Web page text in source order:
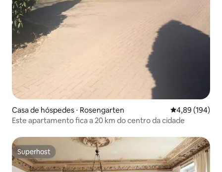
Casa de hóspedes ⋅ Rosengarten 4,89 de uma
4,89 (194)
Este apartamento fica a 20 km do centro da cidade
Superhost
Superhost